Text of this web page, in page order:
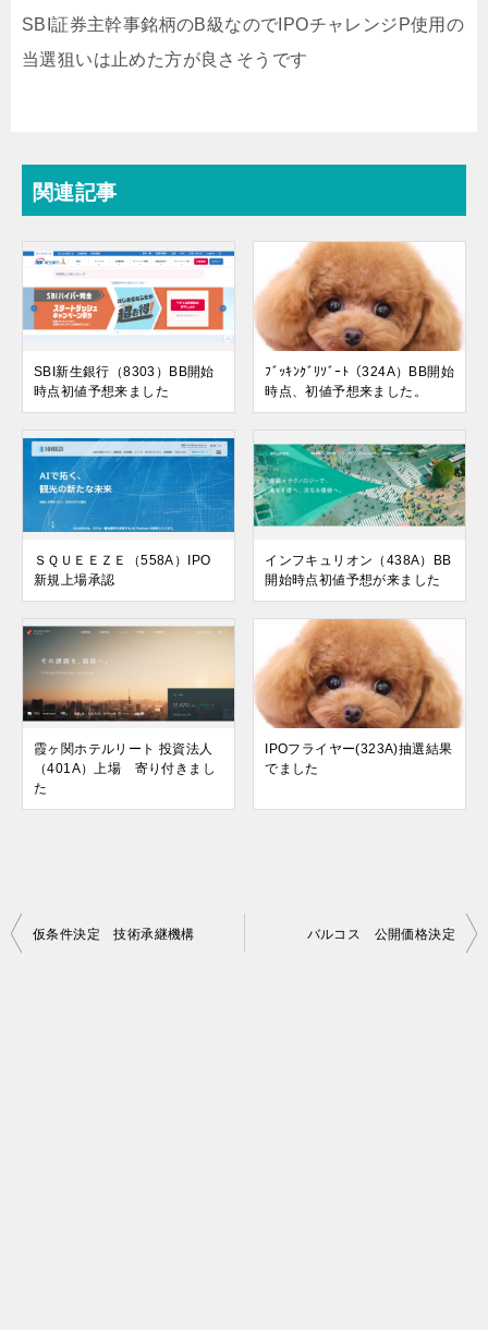
SBI証券主幹事銘柄のB級なのでIPOチャレンジP使用の
当選狙いは止めた方が良さそうです
関連記事
SBI新生銀行（8303）BB開始
時点初値予想来ました
ﾌﾞｯｷﾝｸﾞﾘｿﾞｰﾄ（324A）BB開始
時点、初値予想来ました。
ＳＱＵＥＥＺＥ（558A）IPO
新規上場承認
インフキュリオン（438A）BB
開始時点初値予想が来ました
霞ヶ関ホテルリート 投資法人
（401A）上場 寄り付きまし
た
IPOフライヤー(323A)抽選結果
でました
投
仮条件決定 技術承継機構 バルコス 公開価格決定